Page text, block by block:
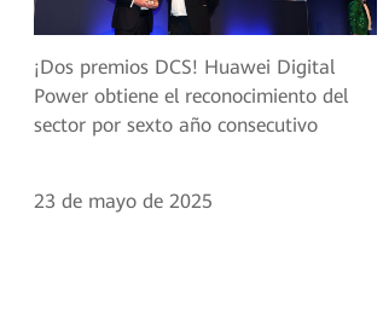
¡Dos premios DCS! Huawei Digital
Power obtiene el reconocimiento del
sector por sexto año consecutivo
23 de mayo de 2025